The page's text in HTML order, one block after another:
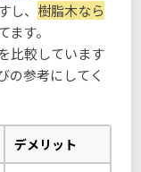
し、 樹脂木なら
ます。
比較しています
の参考にしてく
デメリット